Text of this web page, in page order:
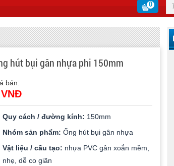
0
hút bụi gân nhựa phi 150mm
bán:
Quy cách / đường kính: 150mm
Nhóm sản phẩm: Ống hút bụi gân nhựa
Vật liệu / cấu tạo: nhựa PVC gân xoắn mềm,
nhẹ, dễ co giãn